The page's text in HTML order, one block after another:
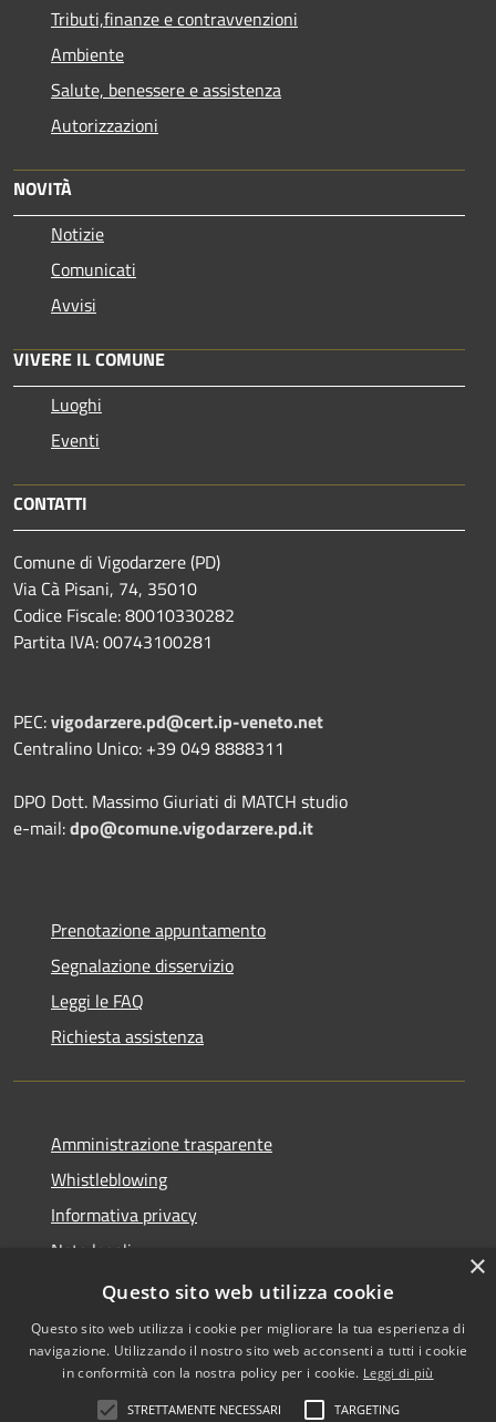
Tributi,finanze e contravvenzioni
Ambiente
Salute, benessere e assistenza
Autorizzazioni
NOVITÀ
Notizie
Comunicati
Avvisi
VIVERE IL COMUNE
Luoghi
Eventi
CONTATTI
Comune di Vigodarzere (PD)
Via Cà Pisani, 74, 35010
Codice Fiscale: 80010330282
Partita IVA: 00743100281
PEC:vigodarzere.pd@cert.ip-veneto.net
Centralino Unico: +39 049 8888311
DPO Dott. Massimo Giuriati di MATCH studio
e-mail:dpo@comune.vigodarzere.pd.it
Prenotazione appuntamento
Segnalazione disservizio
Leggi le FAQ
Richiesta assistenza
Amministrazione trasparente
Whistleblowing
Informativa privacy
Note legali
Dichiarazione di accessibilità
Copyright © 2026 • Comune di
×
Questo sito web utilizza cookie
Questo sito web utilizza i cookie per migliorare la tua esperienza di
navigazione. Utilizzando il nostro sito web acconsenti a tutti i cookie
in conformità con la nostra policy per i cookie. Leggi di più
STRETTAMENTE NECESSARI TARGETING